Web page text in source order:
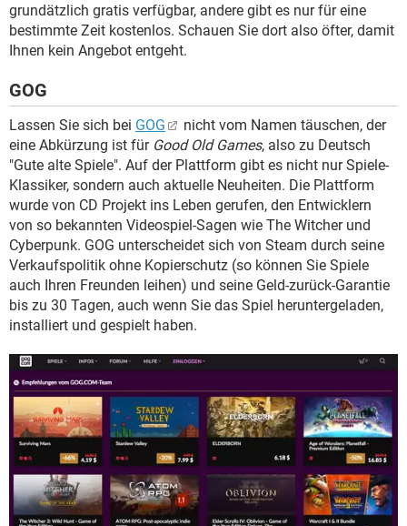
grundätzlich gratis verfügbar, andere gibt es nur für eine
bestimmte Zeit kostenlos. Schauen Sie dort also öfter, damit
Ihnen kein Angebot entgeht.
GOG
Lassen Sie sich bei GOG
nicht vom Namen täuschen, der
eine Abkürzung ist für Good Old Games, also zu Deutsch
"Gute alte Spiele". Auf der Plattform gibt es nicht nur Spiele-
Klassiker, sondern auch aktuelle Neuheiten. Die Plattform
wurde von CD Projekt ins Leben gerufen, den Entwicklern
von so bekannten Videospiel-Sagen wie The Witcher und
Cyberpunk. GOG unterscheidet sich von Steam durch seine
Verkaufspolitik ohne Kopierschutz (so können Sie Spiele
auch Ihren Freunden leihen) und seine Geld-zurück-Garantie
bis zu 30 Tagen, auch wenn Sie das Spiel heruntergeladen,
installiert und gespielt haben.